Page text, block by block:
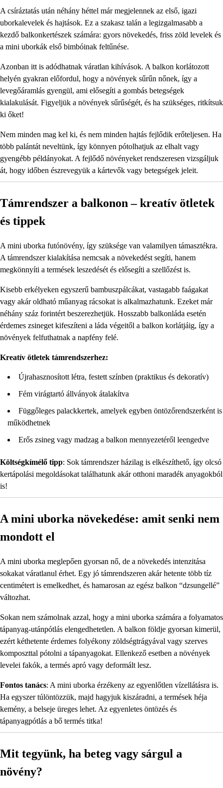
A csíráztatás után néhány héttel már megjelennek az első, igazi
uborkalevelek és hajtások. Ez a szakasz talán a legizgalmasabb a
kezdő balkonkertészek számára: gyors növekedés, friss zöld levelek és
a mini uborkák első bimbóinak feltűnése.
Azonban itt is adódhatnak váratlan kihívások. A balkon korlátozott
helyén gyakran előfordul, hogy a növények sűrűn nőnek, így a
levegőáramlás gyengül, ami elősegíti a gombás betegségek
kialakulását. Figyeljük a növények sűrűségét, és ha szükséges, ritkítsuk
ki őket!
Nem minden mag kel ki, és nem minden hajtás fejlődik erőteljesen. Ha
több palántát neveltünk, így könnyen pótolhatjuk az elhalt vagy
gyengébb példányokat. A fejlődő növényeket rendszeresen vizsgáljuk
át, hogy időben észrevegyük a kártevők vagy betegségek jeleit.
Támrendszer a balkonon – kreatív ötletek
és tippek
A mini uborka futónövény, így szüksége van valamilyen támasztékra.
A támrendszer kialakítása nemcsak a növekedést segíti, hanem
megkönnyíti a termések leszedését és elősegíti a szellőzést is.
Kisebb erkélyeken egyszerű bambuszpálcákat, vastagabb faágakat
vagy akár oldható műanyag rácsokat is alkalmazhatunk. Ezeket már
néhány száz forintért beszerezhetjük. Hosszabb balkonláda esetén
érdemes zsineget kifeszíteni a láda végeitől a balkon korlátjáig, így a
növények felfuthatnak a napfény felé.
Kreatív ötletek támrendszerhez:
Újrahasznosított létra, festett színben (praktikus és dekoratív)
Fém virágtartó állványok átalakítva
Függőleges palackkertek, amelyek egyben öntözőrendszerként is
működhetnek
Erős zsineg vagy madzag a balkon mennyezetéről leengedve
Költségkímélő tipp: Sok támrendszer házilag is elkészíthető, így olcsó
kertápolási megoldásokat találhatunk akár otthoni maradék anyagokból
is!
A mini uborka növekedése: amit senki nem
mondott el
A mini uborka meglepően gyorsan nő, de a növekedés intenzitása
sokakat váratlanul érhet. Egy jó támrendszeren akár hetente több tíz
centimétert is emelkedhet, és hamarosan az egész balkon “dzsungellé”
változhat.
Sokan nem számolnak azzal, hogy a mini uborka számára a folyamatos
tápanyag-utánpótlás elengedhetetlen. A balkon földje gyorsan kimerül,
ezért kéthetente érdemes folyékony zöldségtrágyával vagy szerves
komposzttal pótolni a tápanyagokat. Ellenkező esetben a növények
levelei fakók, a termés apró vagy deformált lesz.
Fontos tanács: A mini uborka érzékeny az egyenlőtlen vízellátásra is.
Ha egyszer túlöntözzük, majd hagyjuk kiszáradni, a termések héja
kemény, a belseje üreges lehet. Az egyenletes öntözés és
tápanyagpótlás a bő termés titka!
Mit tegyünk, ha beteg vagy sárgul a
növény?